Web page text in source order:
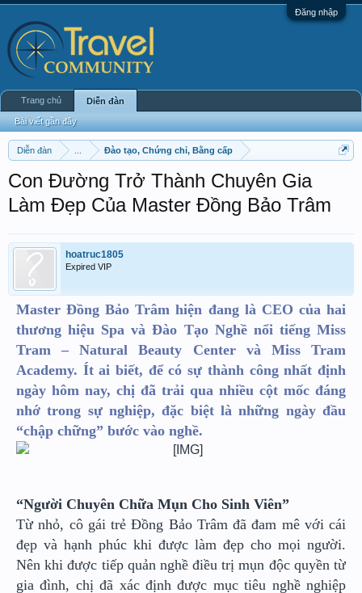
Đăng nhập
Diễn đàn Đào tạo, Chứng chỉ, Bằng cấp
Con Đường Trở Thành Chuyên Gia
Làm Đẹp Của Master Đồng Bảo Trâm
hoatruc1805
Expired VIP
Master Đồng Bảo Trâm hiện đang là CEO của hai
thương hiệu Spa và Đào Tạo Nghề nổi tiếng Miss
Tram – Natural Beauty Center và Miss Tram
Academy. Ít ai biết, để có sự thành công nhất định
ngày hôm nay, chị đã trải qua nhiều cột mốc đáng
nhớ trong sự nghiệp, đặc biệt là những ngày đầu
“chập chững” bước vào nghề.
“Người Chuyên Chữa Mụn Cho Sinh Viên”
Từ nhỏ, cô gái trẻ Đồng Bảo Trâm đã đam mê với cái
đẹp và hạnh phúc khi được làm đẹp cho mọi người.
Nên khi được tiếp quản nghề điều trị mụn độc quyền từ
gia đình, chị đã xác định được mục tiêu nghề nghiệp
Trang chủ Diễn đàn
Bài viết gần đây